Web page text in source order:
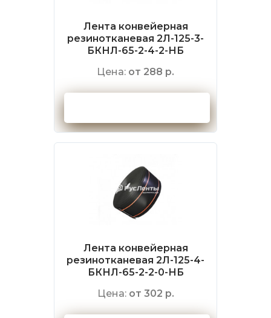
Лента конвейерная
резинотканевая 2Л-125-3-
БКНЛ-65-2-4-2-НБ
Цена: от 288 р.
Лента конвейерная
резинотканевая 2Л-125-4-
БКНЛ-65-2-2-0-НБ
Цена: от 302 р.